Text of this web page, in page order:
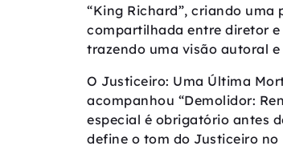
“King Richard”, criando
compartilhada entre diretor
trazendo uma visão autoral
O Justiceiro: Uma Última
acompanhou “Demolidor:
especial é obrigatório antes
define o tom do Justiceiro no